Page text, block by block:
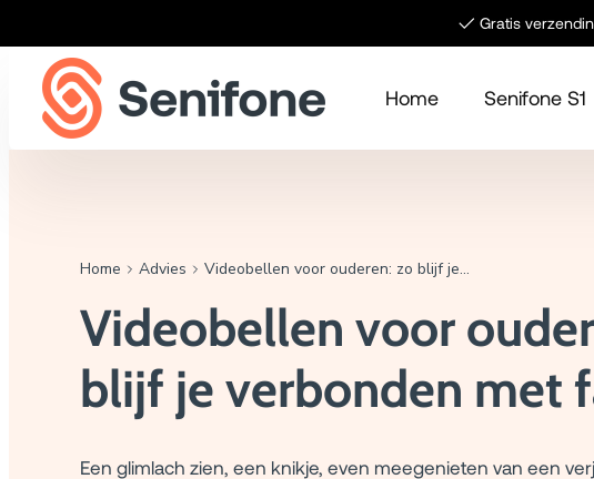
✓ Gratis
Home Senifone S1
Home Advies Videobellen voor ouderen: zo blijf je verbonden met familie
Videobellen voor
blijf je verbonden met
Een glimlach zien, een knikje, even meegenieten van een